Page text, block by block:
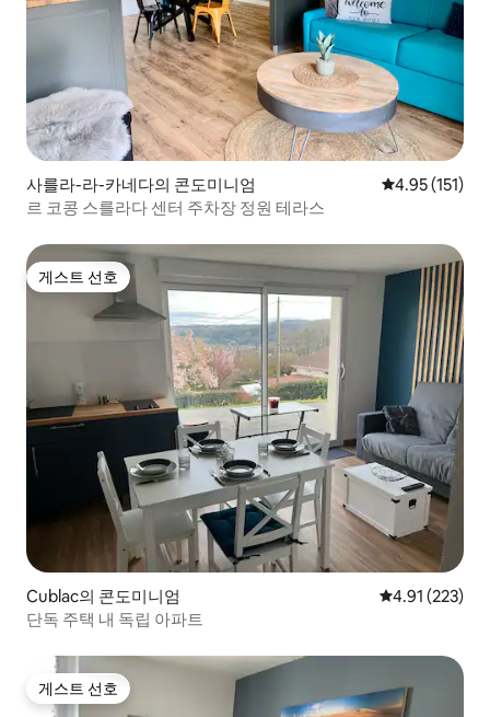
사를라-라-카네다의 콘도미니엄 평점 4.95점(5
4.95 (151)
르 코콩 스를라다 센터 주차장 정원 테라스
게스트 선호
게스트 선호
Cublac의 콘도미니엄 평점 4.91점(5
4.91 (223)
단독 주택 내 독립 아파트
게스트 선호
게스트 선호